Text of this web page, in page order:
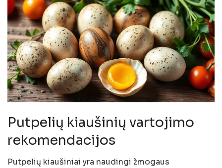
Putpelių kiaušinių vartojimo
rekomendacijos
Putpelių kiaušiniai yra naudingi žmogaus